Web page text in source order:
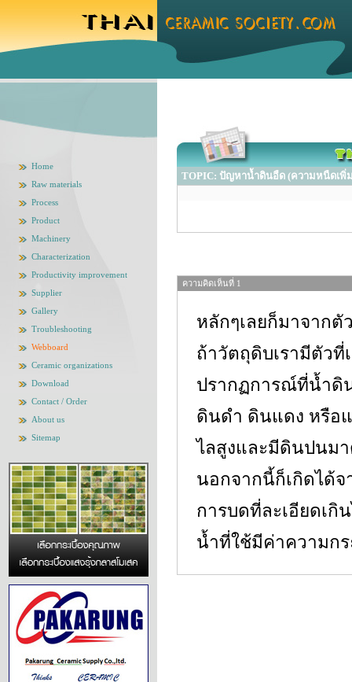
Home
Raw materials
Process
Product
Machinery
Characterization
Productivity improvement
Supplier
Gallery
Troubleshooting
Webboard
Ceramic organizations
Download
Contact / Order
About us
Sitemap
TOPIC: ปัญหาน้ำดินอืด (ความหนืดเพิ่
ความคิดเห็นที่ 1
หลักๆเลยก็มาจากตั
ถ้าวัตถุดิบเรามีตัวที่
ปรากฏการณ์ที่น้ำดิ
ดินดำ ดินแดง หรือ
ไลสูงและมีดินปนม
นอกจากนี้ก็เกิดได้จ
การบดที่ละเอียดเกิ
น้ำที่ใช้มีค่าความก